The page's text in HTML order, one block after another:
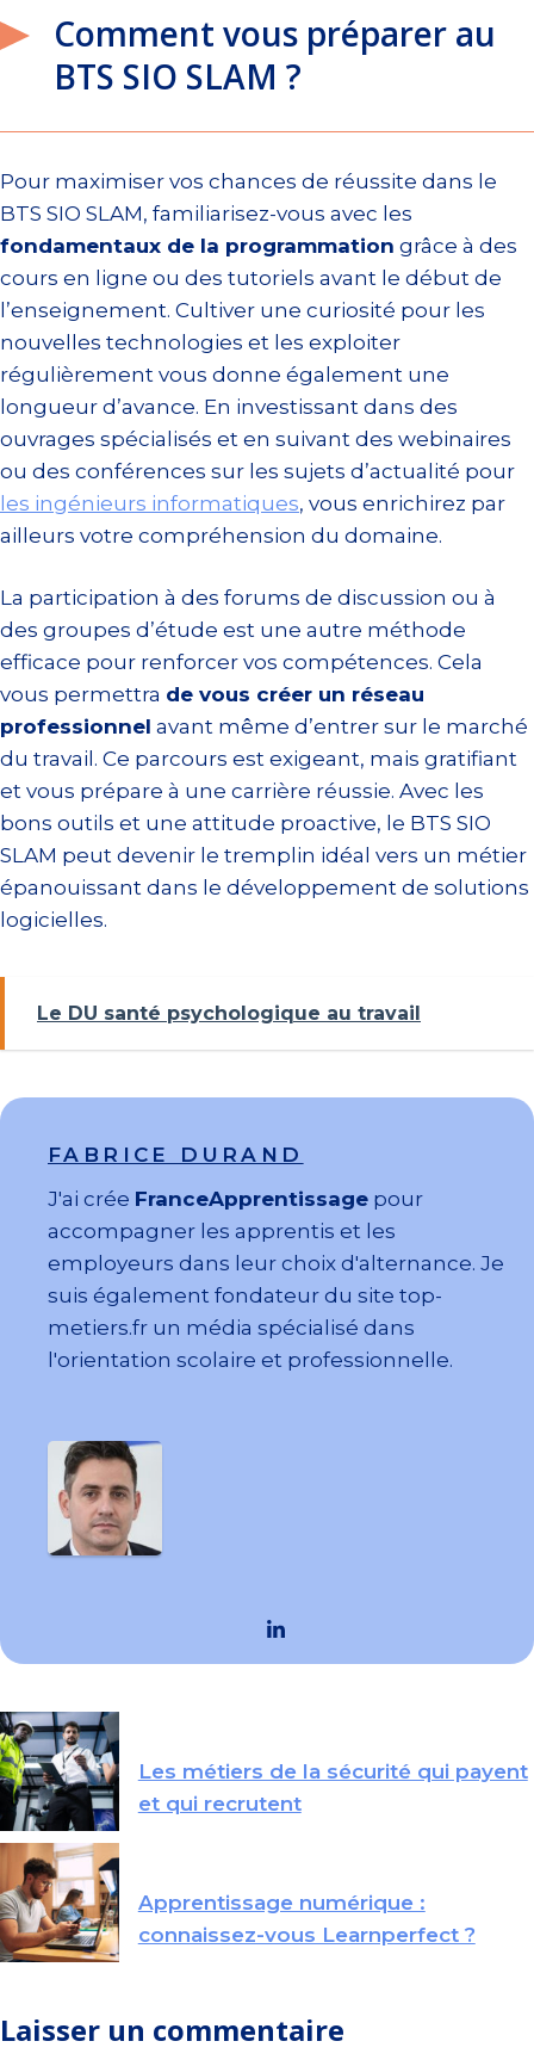
Comment vous préparer au
BTS SIO SLAM ?
Pour maximiser vos chances de réussite dans le
BTS SIO SLAM, familiarisez-vous avec les
fondamentaux de la programmation grâce à des
cours en ligne ou des tutoriels avant le début de
l’enseignement. Cultiver une curiosité pour les
nouvelles technologies et les exploiter
régulièrement vous donne également une
longueur d’avance. En investissant dans des
ouvrages spécialisés et en suivant des webinaires
ou des conférences sur les sujets d’actualité pour
les ingénieurs informatiques, vous enrichirez par
ailleurs votre compréhension du domaine.
La participation à des forums de discussion ou à
des groupes d’étude est une autre méthode
efficace pour renforcer vos compétences. Cela
vous permettra de vous créer un réseau
professionnel avant même d’entrer sur le marché
du travail. Ce parcours est exigeant, mais gratifiant
et vous prépare à une carrière réussie. Avec les
bons outils et une attitude proactive, le BTS SIO
SLAM peut devenir le tremplin idéal vers un métier
épanouissant dans le développement de solutions
logicielles.
Le DU santé psychologique au travail
FABRICE DURAND
J'ai crée FranceApprentissage pour
accompagner les apprentis et les
employeurs dans leur choix d'alternance. Je
suis également fondateur du site top-
metiers.fr un média spécialisé dans
l'orientation scolaire et professionnelle.
Les métiers de la sécurité qui payent
et qui recrutent
Apprentissage numérique :
connaissez-vous Learnperfect ?
Laisser un commentaire